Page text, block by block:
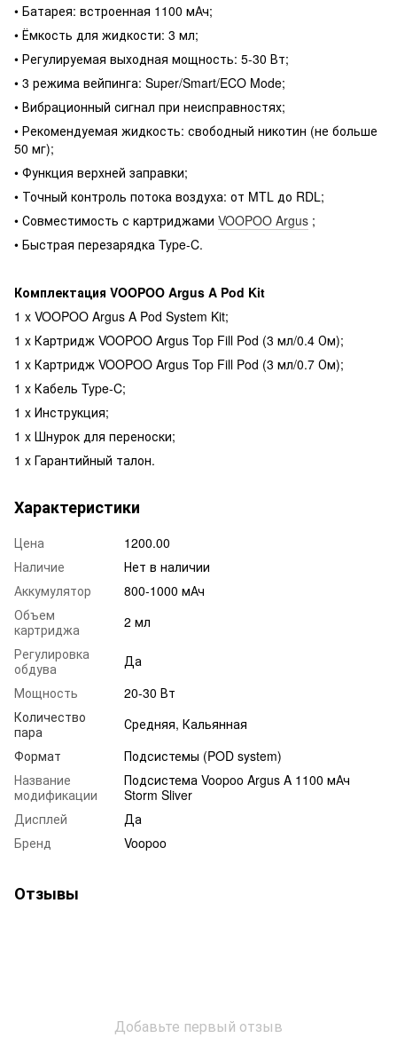
• Батарея: встроенная 1100 мАч;
• Ёмкость для жидкости: 3 мл;
• Регулируемая выходная мощность: 5-30 Вт;
• 3 режима вейпинга: Super/Smart/ECO Mode;
• Вибрационный сигнал при неисправностях;
• Рекомендуемая жидкость: свободный никотин (не больше
50 мг);
• Функция верхней заправки;
• Точный контроль потока воздуха: от MTL до RDL;
• Совместимость с картриджами VOOPOO Argus ;
• Быстрая перезарядка Type-C.
Комплектация VOOPOO Argus A Pod Kit
1 x VOOPOO Argus A Pod System Kit;
1 x Картридж VOOPOO Argus Top Fill Pod (3 мл/0.4 Ом);
1 x Картридж VOOPOO Argus Top Fill Pod (3 мл/0.7 Ом);
1 x Кабель Type-C;
1 x Инструкция;
1 x Шнурок для переноски;
1 x Гарантийный талон.
Характеристики
Цена
1200.00
Наличие
Нет в наличии
Аккумулятор
800-1000 мАч
Объем
картриджа
2 мл
Регулировка
обдува
Да
Мощность
20-30 Вт
Количество
пара
Средняя, Кальянная
Формат
Подсистемы (POD system)
Название
модификации
Подсистема Voopoo Argus A 1100 мАч
Storm Sliver
Дисплей
Да
Бренд
Voopoo
Отзывы
Добавьте первый отзыв